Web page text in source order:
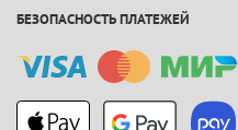
БЕЗОПАСНОСТЬ ПЛАТЕЖЕЙ